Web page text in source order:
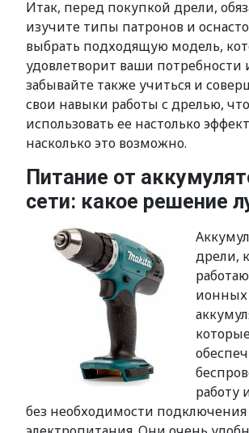
Итак, перед покупкой дрели,
изучите типы патронов и
выбрать подходящую модель,
удовлетворит ваши потребности
забывайте также учиться и
свои навыки работы с дрелью,
использовать ее настолько
насколько это возможно.
Питание от
сети: какое решение
дрели,
ионных
работу
без необходимости подключения